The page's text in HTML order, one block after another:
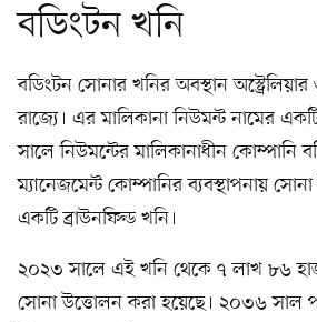
বডিংটন খনি
বডিংটন সোনার খনির অবস্থান অস্ট্রেলিয়ার
রাজ্যে। এর মালিকানা নিউমন্ট নামের
সালে নিউমন্টের মালিকানাধীন কোম্পানি
ম্যানেজমেন্ট কোম্পানির ব্যবস্থাপনায়
একটি ব্রাউনফিল্ড খনি।
২০২৩ সালে এই খনি থেকে ৭ লাখ ৮৬
সোনা উত্তোলন করা হয়েছে। ২০৩৬ সাল